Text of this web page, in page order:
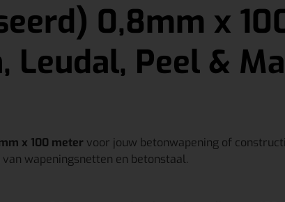
0,8mm x
Leudal, Peel &
x 100 meter voor jouw betonwapening of
wapeningsnetten en betonstaal.